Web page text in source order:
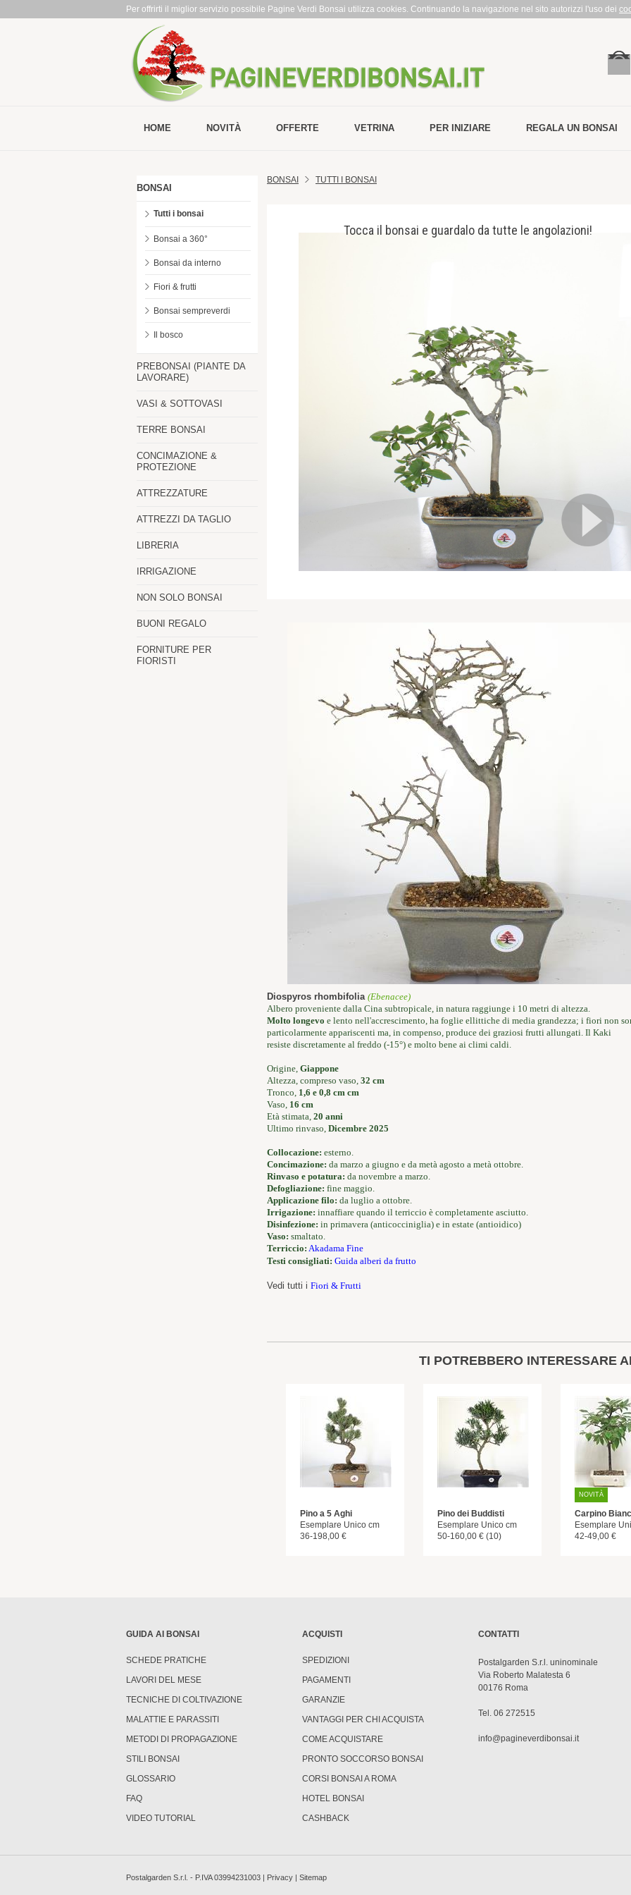
Per offrirti il miglior servizio possibile Pagine Verdi Bonsai utilizza cookies. Continuando la navigazione nel sito autorizzi l'uso dei
HOME NOVITÀ OFFERTE VETRINA PER INIZIARE REGALA UN BONSAI
BONSAI
Tutti i bonsai
Bonsai a 360°
Bonsai da interno
Fiori & frutti
Bonsai sempreverdi
Il bosco
PREBONSAI (PIANTE DA
LAVORARE)
VASI & SOTTOVASI
TERRE BONSAI
CONCIMAZIONE &
PROTEZIONE
ATTREZZATURE
ATTREZZI DA TAGLIO
LIBRERIA
IRRIGAZIONE
NON SOLO BONSAI
BUONI REGALO
FORNITURE PER
FIORISTI
BONSAI TUTTI I BONSAI
Tocca il bonsai e guardalo da tutte le angolazioni!
Diospyros rhombifolia (Ebenacee)
Albero proveniente dalla Cina subtropicale, in natura raggiunge i 10 metri di altezza.
Molto longevo e lento nell'accrescimento, ha foglie ellittiche di media grandezza; i fiori non
particolarmente appariscenti ma, in compenso, produce dei graziosi frutti allungati. Il Kaki
resiste discretamente al freddo (-15°) e molto bene ai climi caldi.
Origine, Giappone
Altezza, compreso vaso, 32 cm
Tronco, 1,6 e 0,8 cm cm
Vaso, 16 cm
Età stimata, 20 anni
Ultimo rinvaso, Dicembre 2025
Collocazione: esterno.
Concimazione: da marzo a giugno e da metà agosto a metà ottobre.
Rinvaso e potatura: da novembre a marzo.
Defogliazione: fine maggio.
Applicazione filo: da luglio a ottobre.
Irrigazione: innaffiare quando il terriccio è completamente asciutto.
Disinfezione: in primavera (anticocciniglia) e in estate (antioidico)
Vaso: smaltato.
Terriccio: Akadama Fine
Testi consigliati: Guida alberi da frutto
Vedi tutti i Fiori & Frutti
TI POTREBBERO INTERESSARE
Pino a 5 Aghi
Esemplare Unico cm
36-198,00 €
Pino dei Buddisti
Esemplare Unico cm
50-160,00 € (10)
NOVITÀ
Carpino
Esemplare
42-49,00 €
GUIDA AI BONSAI
SCHEDE PRATICHE
LAVORI DEL MESE
TECNICHE DI COLTIVAZIONE
MALATTIE E PARASSITI
METODI DI PROPAGAZIONE
STILI BONSAI
GLOSSARIO
FAQ
VIDEO TUTORIAL
ACQUISTI
SPEDIZIONI
PAGAMENTI
GARANZIE
VANTAGGI PER CHI ACQUISTA
COME ACQUISTARE
PRONTO SOCCORSO BONSAI
CORSI BONSAI A ROMA
HOTEL BONSAI
CASHBACK
CONTATTI
Postalgarden S.r.l. uninominale
Via Roberto Malatesta 6
00176 Roma
Tel. 06 272515
info@pagineverdibonsai.it
Postalgarden S.r.l. - P.IVA 03994231003 | Privacy | Sitemap